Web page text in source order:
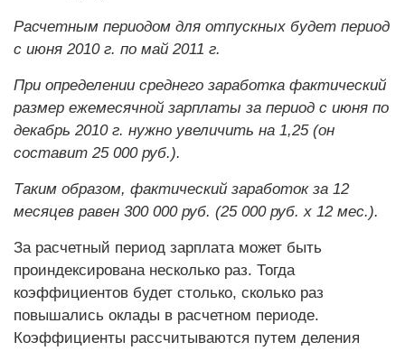
Расчетным периодом для отпускных будет период
с июня 2010 г. по май 2011 г.
При определении среднего заработка фактический
размер ежемесячной зарплаты за период с июня по
декабрь 2010 г. нужно увеличить на 1,25 (он
составит 25 000 руб.).
Таким образом, фактический заработок за 12
месяцев равен 300 000 руб. (25 000 руб. х 12 мес.).
За расчетный период зарплата может быть
проиндексирована несколько раз. Тогда
коэффициентов будет столько, сколько раз
повышались оклады в расчетном периоде.
Коэффициенты рассчитываются путем деления